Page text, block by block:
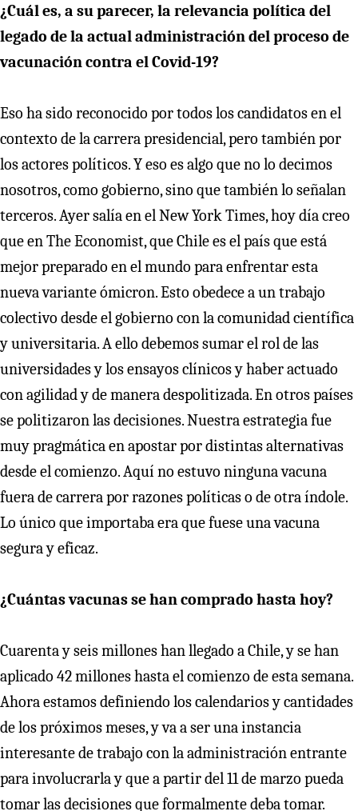
¿Cuál es, a su parecer, la relevancia política del
legado de la actual administración del proceso de
vacunación contra el Covid-19?
Eso ha sido reconocido por todos los candidatos en el
contexto de la carrera presidencial, pero también por
los actores políticos. Y eso es algo que no lo decimos
nosotros, como gobierno, sino que también lo señalan
terceros. Ayer salía en el New York Times, hoy día creo
que en The Economist, que Chile es el país que está
mejor preparado en el mundo para enfrentar esta
nueva variante ómicron. Esto obedece a un trabajo
colectivo desde el gobierno con la comunidad científica
y universitaria. A ello debemos sumar el rol de las
universidades y los ensayos clínicos y haber actuado
con agilidad y de manera despolitizada. En otros países
se politizaron las decisiones. Nuestra estrategia fue
muy pragmática en apostar por distintas alternativas
desde el comienzo. Aquí no estuvo ninguna vacuna
fuera de carrera por razones políticas o de otra índole.
Lo único que importaba era que fuese una vacuna
segura y eficaz.
¿Cuántas vacunas se han comprado hasta hoy?
Cuarenta y seis millones han llegado a Chile, y se han
aplicado 42 millones hasta el comienzo de esta semana.
Ahora estamos definiendo los calendarios y cantidades
de los próximos meses, y va a ser una instancia
interesante de trabajo con la administración entrante
para involucrarla y que a partir del 11 de marzo pueda
tomar las decisiones que formalmente deba tomar.